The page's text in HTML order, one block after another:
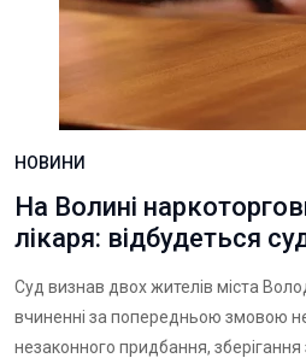
НОВИНИ
На Волині
лікаря: відбудеться
Суд визнав двох жителів міста
вчиненні за попередньою змовою
незаконного придбання,